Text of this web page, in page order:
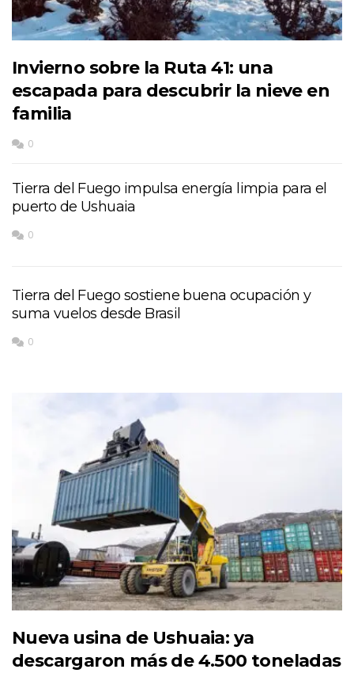
Invierno sobre la Ruta 41: una
escapada para descubrir la nieve en
familia
0
Tierra del Fuego impulsa energía limpia para el
puerto de Ushuaia
0
Tierra del Fuego sostiene buena ocupación y
suma vuelos desde Brasil
0
Nueva usina de Ushuaia: ya
descargaron más de 4.500 toneladas